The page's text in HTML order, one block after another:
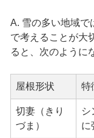
A. 雪の多い地域で
で考えることが大
ると、次のように
屋根形状 特
切妻（きり
づま）
シ
に